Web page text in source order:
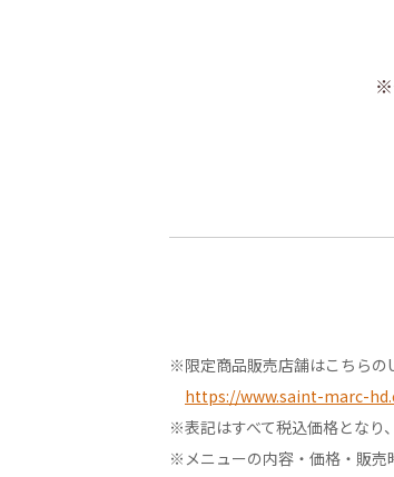
※
※限定商品販売店舗はこちらの
https://www.saint-marc-
※表記はすべて税込価格となり
※メニューの内容・価格・販売